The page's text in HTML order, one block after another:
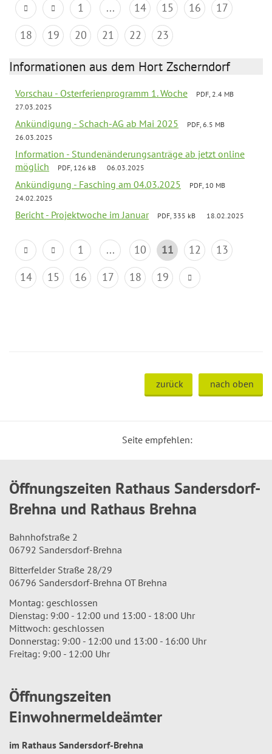
1 ... 14 15 16
17
18
19 20 21 22 23
Informationen aus dem Hort Zscherndorf
Vorschau - Osterferienprogramm 1. Woche
PDF, 2.4 MB
27.03.2025
Ankündigung - Schach-AG ab Mai 2025
PDF, 6.5 MB
26.03.2025
Information - Stundenänderungsanträge ab jetzt online
möglich
PDF, 126 kB 06.03.2025
Ankündigung - Fasching am 04.03.2025
PDF, 10 MB
24.02.2025
Bericht - Projektwoche im Januar PDF, 335 kB 18.02.2025
1 ... 10 11 12
13
14
15 16 17 18 19
zurück nach oben
Seite empfehlen:
Öffnungszeiten Rathaus Sandersdorf-
Brehna und Rathaus Brehna
Bahnhofstraße 2
06792 Sandersdorf-Brehna
Bitterfelder Straße 28/29
06796 Sandersdorf-Brehna OT Brehna
Montag: geschlossen
Dienstag: 9:00 - 12:00 und 13:00 - 18:00 Uhr
Mittwoch: geschlossen
Donnerstag: 9:00 - 12:00 und 13:00 - 16:00 Uhr
Freitag: 9:00 - 12:00 Uhr
Öffnungszeiten
Einwohnermeldeämter
im Rathaus Sandersdorf-Brehna